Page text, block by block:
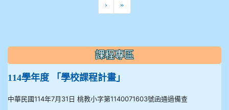
› »
::: 課程專區
114學年度 「學校課程計畫」
中華民國114年7月31日 桃教小字第1140071603號函通過備查